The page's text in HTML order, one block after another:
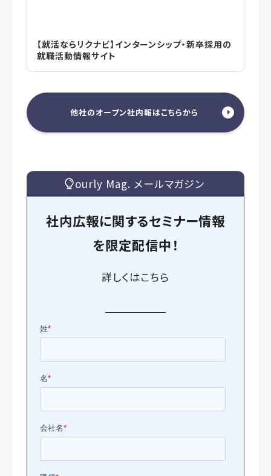
【就活ならリクナビ】インターンシップ・新卒採用の
就職活動情報サイト
他社のオープン社内報はこちらから
ourly Mag. メールマガジン
社内広報に関するセミナー情報
を限定配信中！
詳しくはこちら